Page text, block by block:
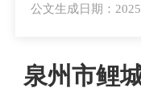
公文生成日期：
泉州市鲤